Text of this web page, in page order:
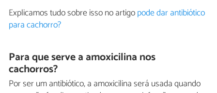
Explicamos tudo sobre isso no artigopode dar antibiótico
para cachorro?
Para que serve a amoxicilina nos
cachorros?
Por ser um antibiótico, a amoxicilina será usada quando